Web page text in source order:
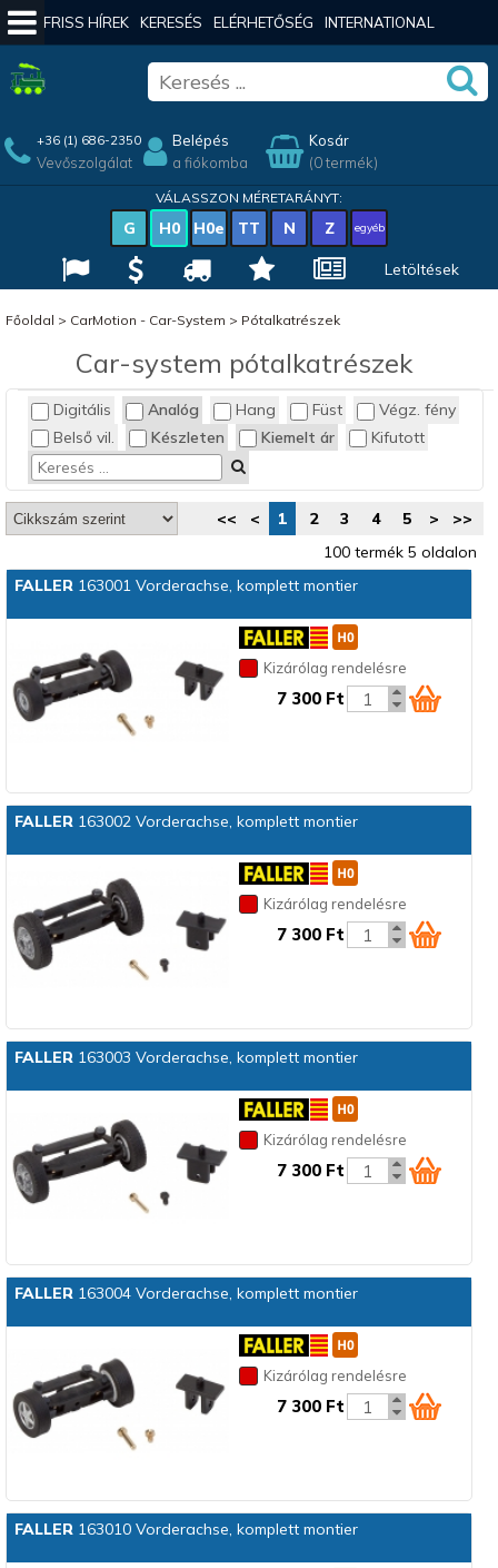
FRISS HÍREK KERESÉS ELÉRHETŐSÉG INTERNATIONAL
+36 (1) 686-2350
Vevőszolgálat
Belépés
a fiókomba
Kosár
(0 termék)
VÁLASSZON MÉRETARÁNYT:
G H0 H0e TT N Z egyéb
Letöltések
Főoldal > CarMotion - Car-System > Pótalkatrészek
Car-system pótalkatrészek
Digitális Analóg Hang Füst
Végz. fény
Belső vil.
Készleten Kiemelt ár Kifutott
<< < 1 2 3 4 5 >
>>
100 termék 5 oldalon
FALLER163001 Vorderachse, komplett montier
Kizárólag rendelésre
7 300 Ft
FALLER163002 Vorderachse, komplett montier
Kizárólag rendelésre
7 300 Ft
FALLER163003 Vorderachse, komplett montier
Kizárólag rendelésre
7 300 Ft
FALLER163004 Vorderachse, komplett montier
Kizárólag rendelésre
7 300 Ft
FALLER163010 Vorderachse, komplett montier